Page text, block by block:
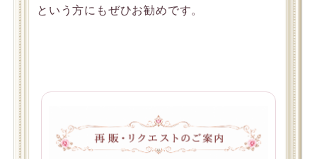
という方にもぜひお勧めです。